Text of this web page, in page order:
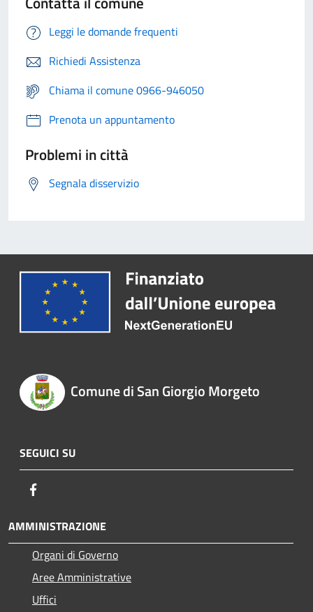
Leggi le domande frequenti
Richiedi Assistenza
Chiama il comune 0966-946050
Prenota un appuntamento
Problemi in città
Segnala disservizio
Comune di San Giorgio Morgeto
SEGUICI SU
AMMINISTRAZIONE
Organi di Governo
Aree Amministrative
Uffici